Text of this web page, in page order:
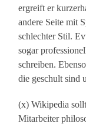
ergreift er
andere Seite mit
schlechter Stil.
sogar
schreiben.
die geschult sind
(x) Wikipedia
Mitarbeiter